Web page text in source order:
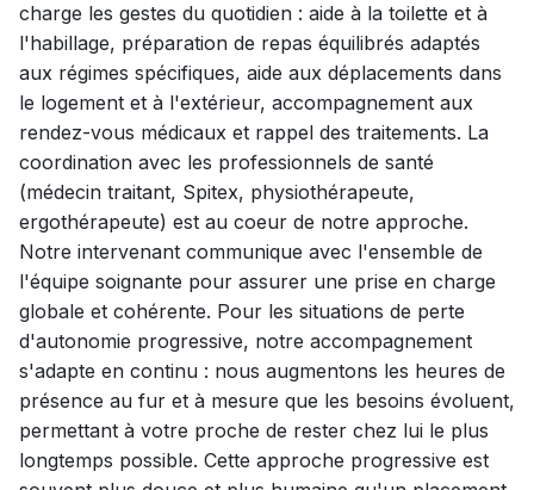
charge les gestes du quotidien : aide à la toilette et à
l'habillage, préparation de repas équilibrés adaptés
aux régimes spécifiques, aide aux déplacements dans
le logement et à l'extérieur, accompagnement aux
rendez-vous médicaux et rappel des traitements. La
coordination avec les professionnels de santé
(médecin traitant, Spitex, physiothérapeute,
ergothérapeute) est au coeur de notre approche.
Notre intervenant communique avec l'ensemble de
l'équipe soignante pour assurer une prise en charge
globale et cohérente. Pour les situations de perte
d'autonomie progressive, notre accompagnement
s'adapte en continu : nous augmentons les heures de
présence au fur et à mesure que les besoins évoluent,
permettant à votre proche de rester chez lui le plus
longtemps possible. Cette approche progressive est